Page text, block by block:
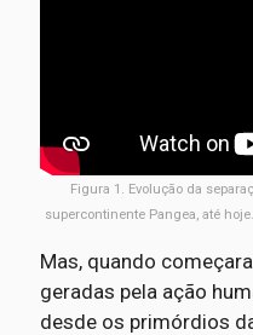
Figura 1. Evolução da
supercontinente Pangea, até
Mas, quando
geradas pela ação
desde os primórdios